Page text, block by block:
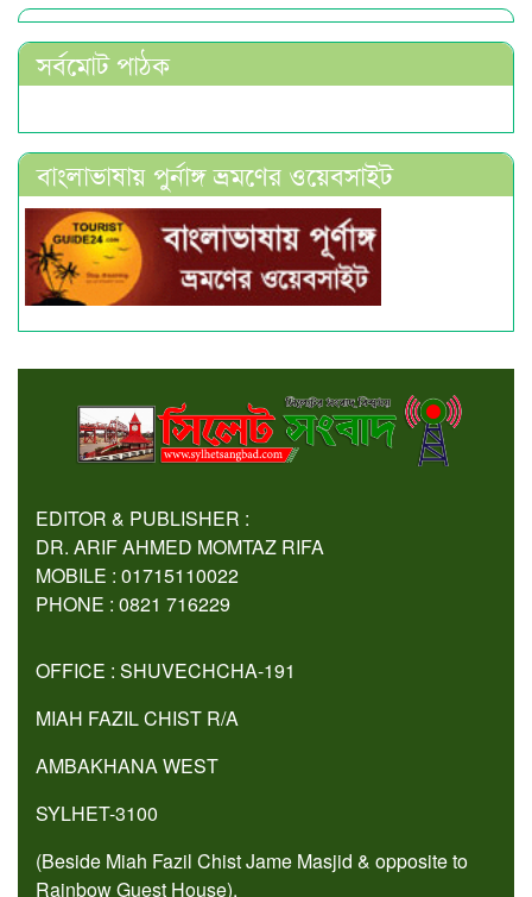
সর্বমোট পাঠক
বাংলাভাষায় পুর্নাঙ্গ ভ্রমণের ওয়েবসাইট
EDITOR & PUBLISHER :
DR. ARIF AHMED MOMTAZ RIFA
MOBILE : 01715110022
PHONE : 0821 716229
OFFICE : SHUVECHCHA-191
MIAH FAZIL CHIST R/A
AMBAKHANA WEST
SYLHET-3100
(Beside Miah Fazil Chist Jame Masjid & opposite to
Rainbow Guest House).